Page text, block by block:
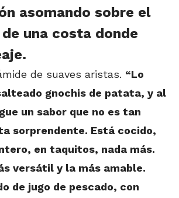
asomando sobre el
una costa donde
de suaves aristas. “Lo
gnochis de patata, y al
un sabor que no es tan
sorprendente. Está cocido,
en taquitos, nada más.
versátil y la más amable.
de jugo de pescado, con